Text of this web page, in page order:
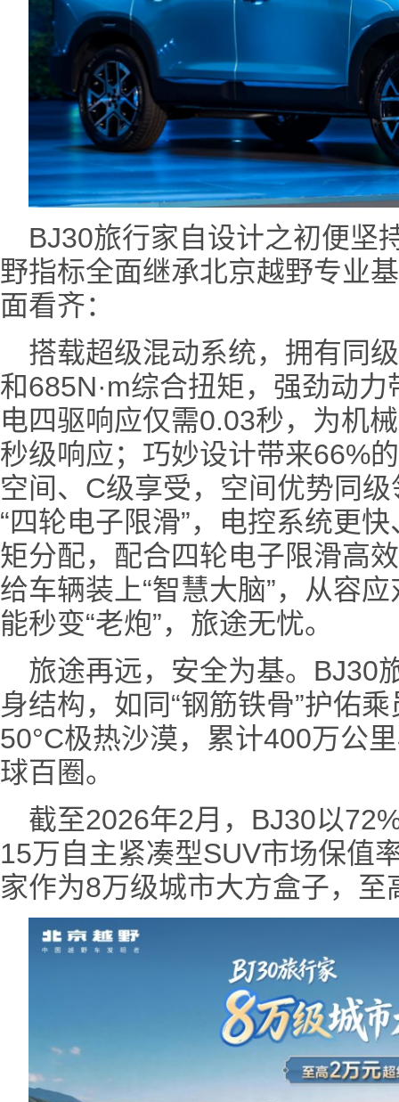
BJ30旅行家自设计之初便坚
野指标全面继承北京越野专业
面看齐：
搭载超级混动系统，拥有同
和685N·m综合扭矩，强劲动
电四驱响应仅需0.03秒，为机
秒级响应；巧妙设计带来66%
空间、C级享受，空间优势同级
“四轮电子限滑”，电控系统更
矩分配，配合四轮电子限滑高
给车辆装上“智慧大脑”，从容
能秒变“老炮”，旅途无忧。
旅途再远，安全为基。BJ30
身结构，如同“钢筋铁骨”护佑
50°C极热沙漠，累计400万公
球百圈。
截至2026年2月，BJ30以
15万自主紧凑型SUV市场保值
家作为8万级城市大方盒子，